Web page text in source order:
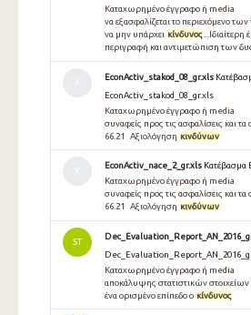
Καταχωρημένο έγγραφο ή media
να εξασφαλίζεται το περιεχόμενο
να μην υπάρχει κίνδυνος...Ιδιαίτερη
περιγραφή και αντιμετώπιση των
EconActiv_stakod_08_gr.xls
EconActiv_stakod_08_gr.xls
Καταχωρημένο έγγραφο ή media
συναφείς προς τις ασφαλίσεις και τα
66.21 Αξιολόγηση κινδύνων
EconActiv_nace_2_gr.xls Κατέβασμα
Καταχωρημένο έγγραφο ή media
συναφείς προς τις ασφαλίσεις και τα
66.21 Αξιολόγηση κινδύνων
ST
Καταχωρημένο έγγραφο ή media
αποκάλυψης στατιστικών στοιχείων
ένα ορισμένο επίπεδο ο κίνδυνος